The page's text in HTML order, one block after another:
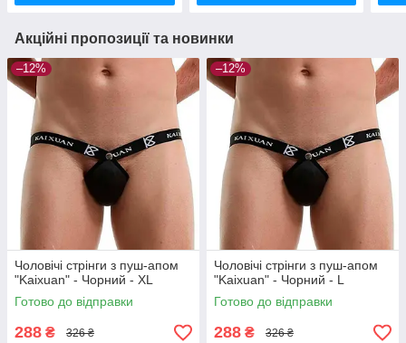
Акційні пропозиції та новинки
–12%
Чоловічі стрінги з пуш-апом
"Kaixuan" - Чорний - XL
Готово до відправки
288 ₴ 326 ₴
–12%
Чоловічі стрінги з пуш-апом
"Kaixuan" - Чорний - L
Готово до відправки
288 ₴ 326 ₴